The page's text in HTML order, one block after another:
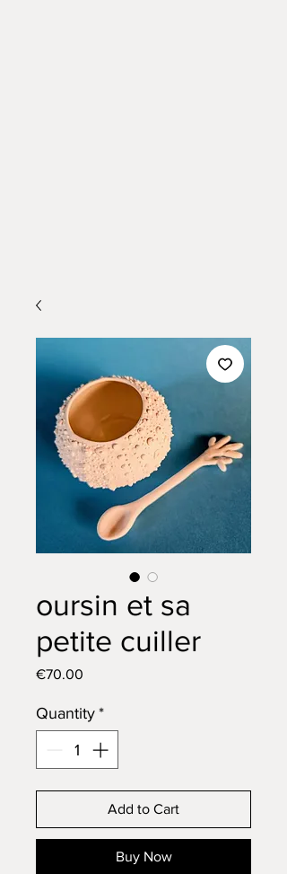
oursin et sa
petite cuiller
€70.00
Quantity *
Add to Cart
Buy Now